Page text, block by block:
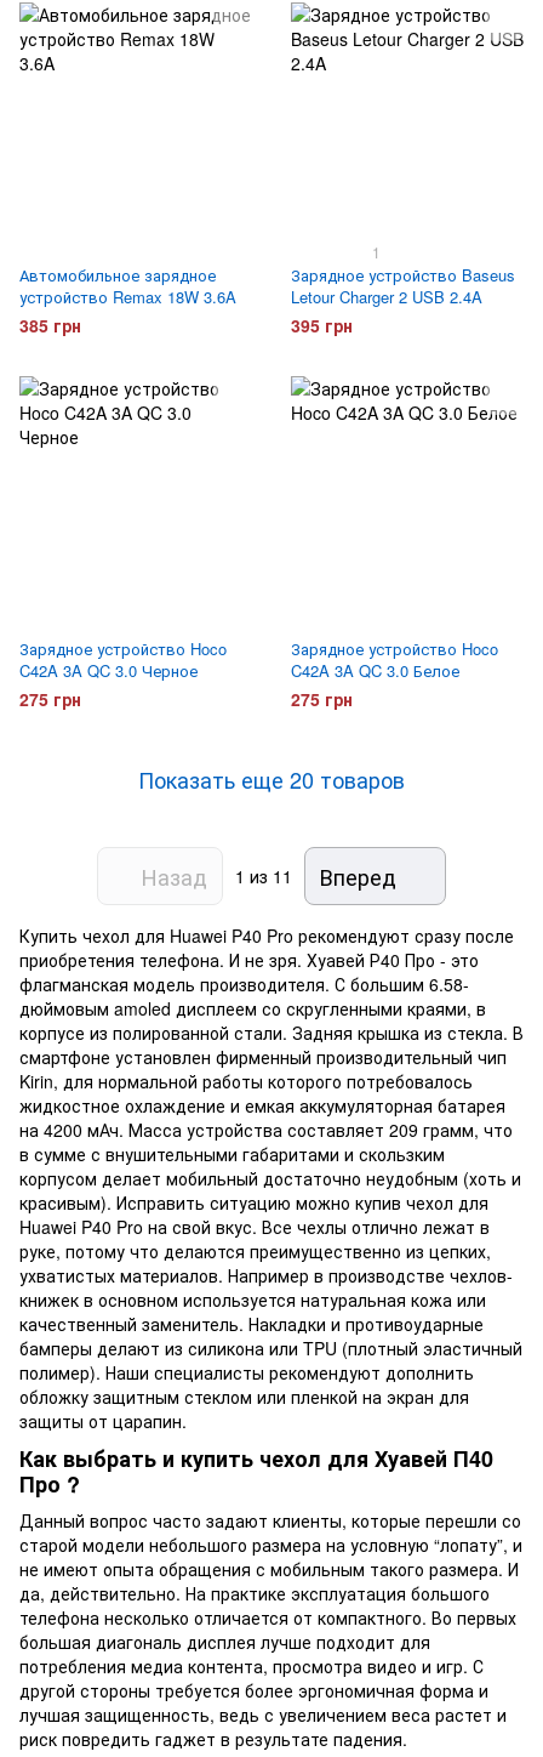
Автомобильное зарядное
устройство Remax 18W 3.6A
385 грн
1
Зарядное устройство Baseus
Letour Charger 2 USB 2.4A
395 грн
Зарядное устройство Hoco
C42A 3A QC 3.0 Черное
275 грн
Зарядное устройство Hoco
C42A 3A QC 3.0 Белое
275 грн
Показать еще 20 товаров
Назад 1 из 11 Вперед
Купить чехол для Huawei P40 Pro рекомендуют сразу после
приобретения телефона. И не зря. Хуавей Р40 Про - это
флагманская модель производителя. С большим 6.58-
дюймовым amoled дисплеем со скругленными краями, в
корпусе из полированной стали. Задняя крышка из стекла. В
смартфоне установлен фирменный производительный чип
Kirin, для нормальной работы которого потребовалось
жидкостное охлаждение и емкая аккумуляторная батарея
на 4200 мАч. Масса устройства составляет 209 грамм, что
в сумме с внушительными габаритами и скользким
корпусом делает мобильный достаточно неудобным (хоть и
красивым). Исправить ситуацию можно купив чехол для
Huawei P40 Pro на свой вкус. Все чехлы отлично лежат в
руке, потому что делаются преимущественно из цепких,
ухватистых материалов. Например в производстве чехлов-
книжек в основном используется натуральная кожа или
качественный заменитель. Накладки и противоударные
бамперы делают из силикона или TPU (плотный эластичный
полимер). Наши специалисты рекомендуют дополнить
обложку защитным стеклом или пленкой на экран для
защиты от царапин.
Как выбрать и купить чехол для Хуавей П40
Про ?
Данный вопрос часто задают клиенты, которые перешли со
старой модели небольшого размера на условную “лопату”, и
не имеют опыта обращения с мобильным такого размера. И
да, действительно. На практике эксплуатация большого
телефона несколько отличается от компактного. Во первых
большая диагональ дисплея лучше подходит для
потребления медиа контента, просмотра видео и игр. С
другой стороны требуется более эргономичная форма и
лучшая защищенность, ведь с увеличением веса растет и
риск повредить гаджет в результате падения.